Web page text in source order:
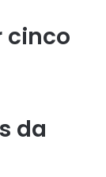
cinco
da